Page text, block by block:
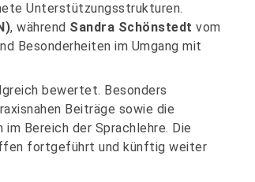
Unterstützungsstrukturen.
, während Sandra Schönstedt vom
Besonderheiten im Umgang mit
bewertet. Besonders
Beiträge sowie die
Bereich der Sprachlehre. Die
fortgeführt und künftig weiter